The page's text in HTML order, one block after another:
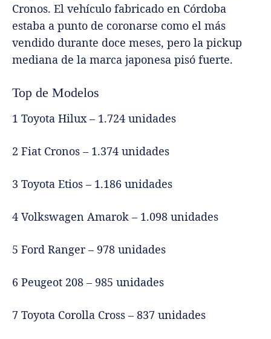
Cronos. El vehículo fabricado en Córdoba
estaba a punto de coronarse como el más
vendido durante doce meses, pero la pickup
mediana de la marca japonesa pisó fuerte.
Top de Modelos
1 Toyota Hilux – 1.724 unidades
2 Fiat Cronos – 1.374 unidades
3 Toyota Etios – 1.186 unidades
4 Volkswagen Amarok – 1.098 unidades
5 Ford Ranger – 978 unidades
6 Peugeot 208 – 985 unidades
7 Toyota Corolla Cross – 837 unidades